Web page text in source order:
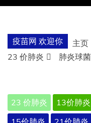
疫苗网 欢迎你 主页
23 价肺炎
肺炎球
23 价肺炎 13价肺炎